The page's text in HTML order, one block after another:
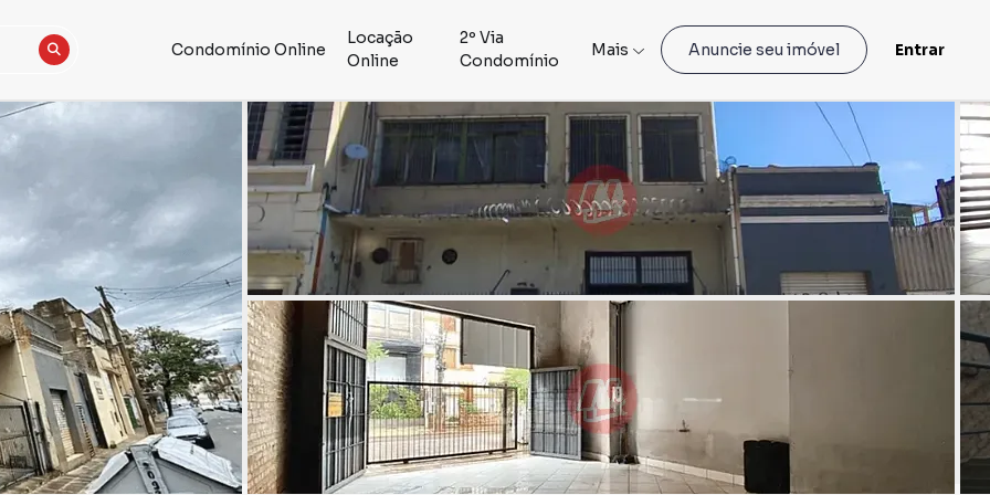
Condomínio Online
Locação
Online
2º Via
Condomínio
Mais Anuncie seu imóvel Entrar